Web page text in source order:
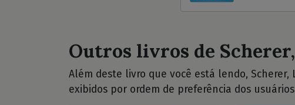
Outros livros de
Além deste livro que você está lendo, Scherer,
exibidos por ordem de preferência dos